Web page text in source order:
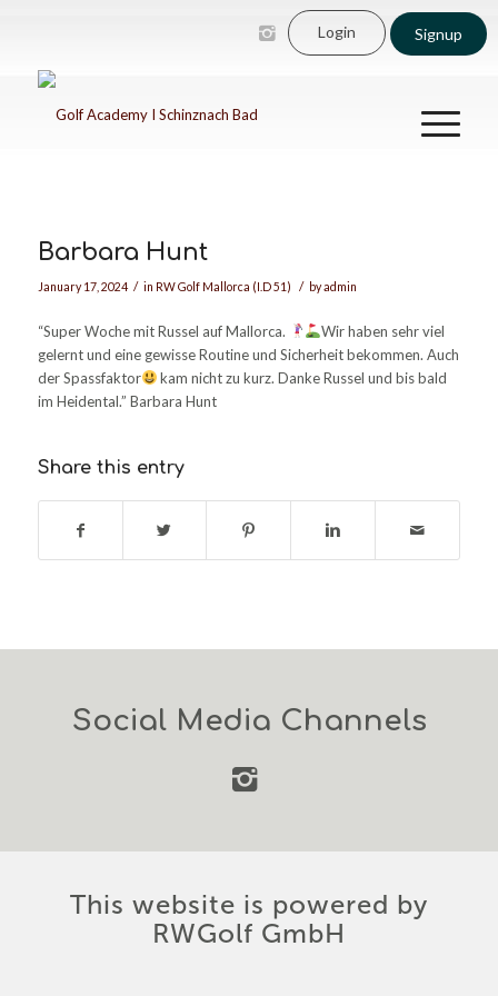
Login Signup
Barbara Hunt
January 17, 2024 / in RW Golf Mallorca (I.D 51) / byadmin
“Super Woche mit Russel auf Mallorca.
Wir haben sehr viel
gelernt und eine gewisse Routine und Sicherheit bekommen. Auch
der Spassfaktor
kam nicht zu kurz. Danke Russel und bis bald
im Heidental.” Barbara Hunt
Share this entry
Social Media Channels
This website is powered by
RWGolf GmbH